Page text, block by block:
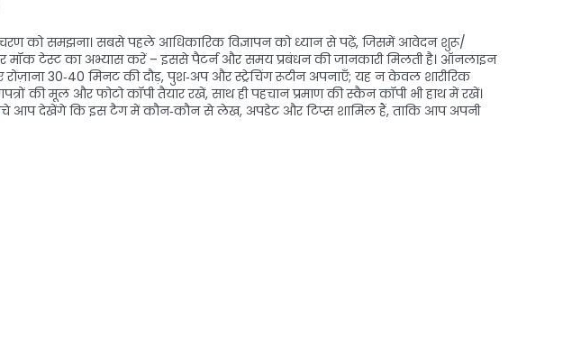
चरण को समझना। सबसे पहले आधिकारिक विज्ञापन को ध्यान से पढ़ें, जिसमें आवेदन शुरू/
मॉक टेस्ट का अभ्यास करें – इससे पैटर्न और समय प्रबंधन की जानकारी मिलती है। ऑनलाइन
30‑40 मिनट की दौड़, पुश‑अप और स्ट्रेचिंग रूटीन अपनाएँ; यह न केवल शारीरिक
की मूल और फोटो कॉपी तैयार रखें, साथ ही पहचान प्रमाण की स्कैन कॉपी भी हाथ में रखें।
आप देखेंगे कि इस टैग में कौन‑कौन से लेख, अपडेट और टिप्स शामिल हैं, ताकि आप अपनी